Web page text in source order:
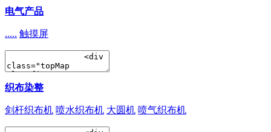
电气产品
..... 触摸屏
织布染整
剑杆织布机 喷水织布机 大圆机 喷气织布机